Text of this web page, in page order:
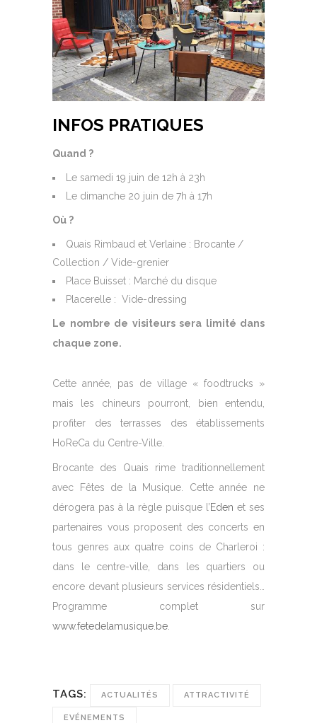
INFOS PRATIQUES
Quand ?
Le samedi 19 juin de 12h à 23h
Le dimanche 20 juin de 7h à 17h
Où ?
Quais Rimbaud et Verlaine : Brocante /
Collection / Vide-grenier
Place Buisset : Marché du disque
Placerelle : Vide-dressing
Le nombre de visiteurs sera limité dans
chaque zone.
Cette année, pas de village « foodtrucks »
mais les chineurs pourront, bien entendu,
profiter des terrasses des établissements
HoReCa du Centre-Ville.
Brocante des Quais rime traditionnellement
avec Fêtes de la Musique. Cette année ne
dérogera pas à la règle puisque l’Eden et ses
partenaires vous proposent des concerts en
tous genres aux quatre coins de Charleroi :
dans le centre-ville, dans les quartiers ou
encore devant plusieurs services résidentiels…
Programme complet sur
www.fetedelamusique.be.
TAGS: ACTUALITÉS ATTRACTIVITÉ
EVÉNEMENTS